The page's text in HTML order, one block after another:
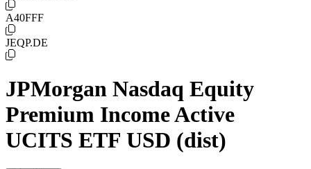
A40FFF
JEQP.DE
JPMorgan Nasdaq Equity
Premium Income Active
UCITS ETF USD (dist)